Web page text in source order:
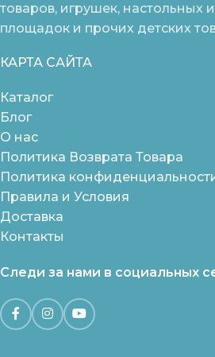
товаров, игрушек, настольных
площадок и прочих детских
КАРТА САЙТА
Каталог
Блог
О нас
Политика Возврата Товара
Политика
Правила и Условия
Доставка
Контакты
Следи за нами в социальных